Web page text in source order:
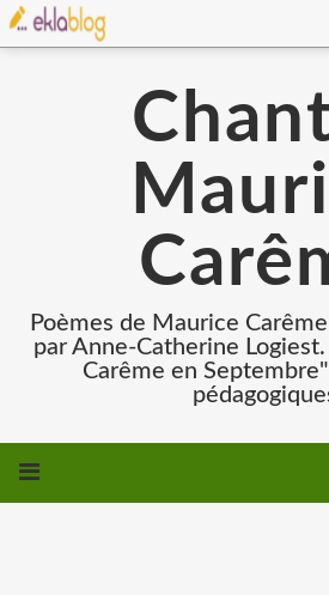
Poèmes de Maurice
par Anne-Catherine
Carême en